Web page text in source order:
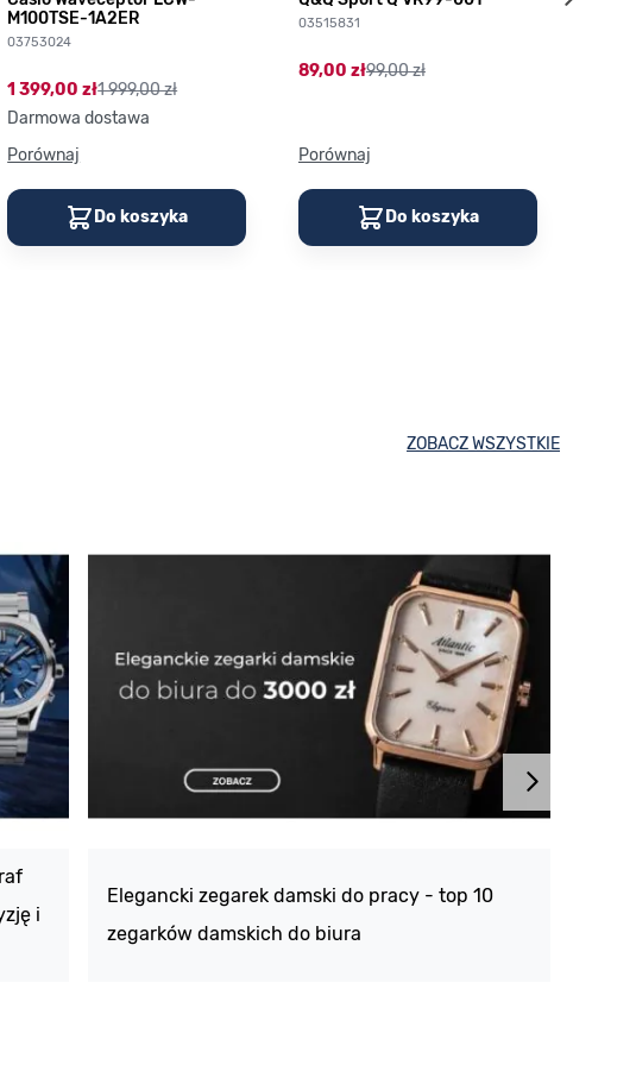
M100TSE-1A2ER
03753024
1 399,00 zł1 999,00 zł
Darmowa dostawa
Porównaj
Do koszyka
03515831
89,00 zł99,00 zł
Porównaj
Do koszyka
ZOBACZ WSZYSTKIE
i
Elegancki zegarek damski do pracy - top 10
zegarków damskich do biura